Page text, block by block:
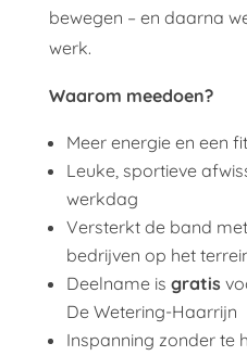
bewegen – en daarna
werk.
Waarom meedoen?
Meer energie en een
Leuke, sportieve
werkdag
Versterkt de band
bedrijven op het
Deelname is gratis
De Wetering-Haarrijn
Inspanning zonder te